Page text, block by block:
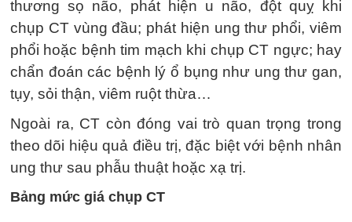
thương sọ não, phát hiện u não, đột quỵ khi
chụp CT vùng đầu; phát hiện ung thư phổi, viêm
phổi hoặc bệnh tim mạch khi chụp CT ngực; hay
chẩn đoán các bệnh lý ổ bụng như ung thư gan,
tụy, sỏi thận, viêm ruột thừa…
Ngoài ra, CT còn đóng vai trò quan trọng trong
theo dõi hiệu quả điều trị, đặc biệt với bệnh nhân
ung thư sau phẫu thuật hoặc xạ trị.
Bảng mức giá chụp CT